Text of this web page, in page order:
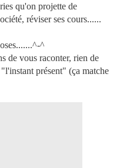
qu'on projette de
réviser ses cours......
^
de vous raconter, rien de
présent" (ça matche